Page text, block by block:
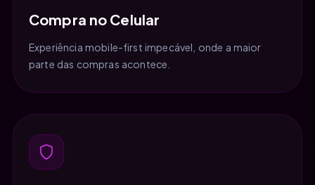
Compra no Celular
Experiência mobile-first impecável, onde a maior
parte das compras acontece.